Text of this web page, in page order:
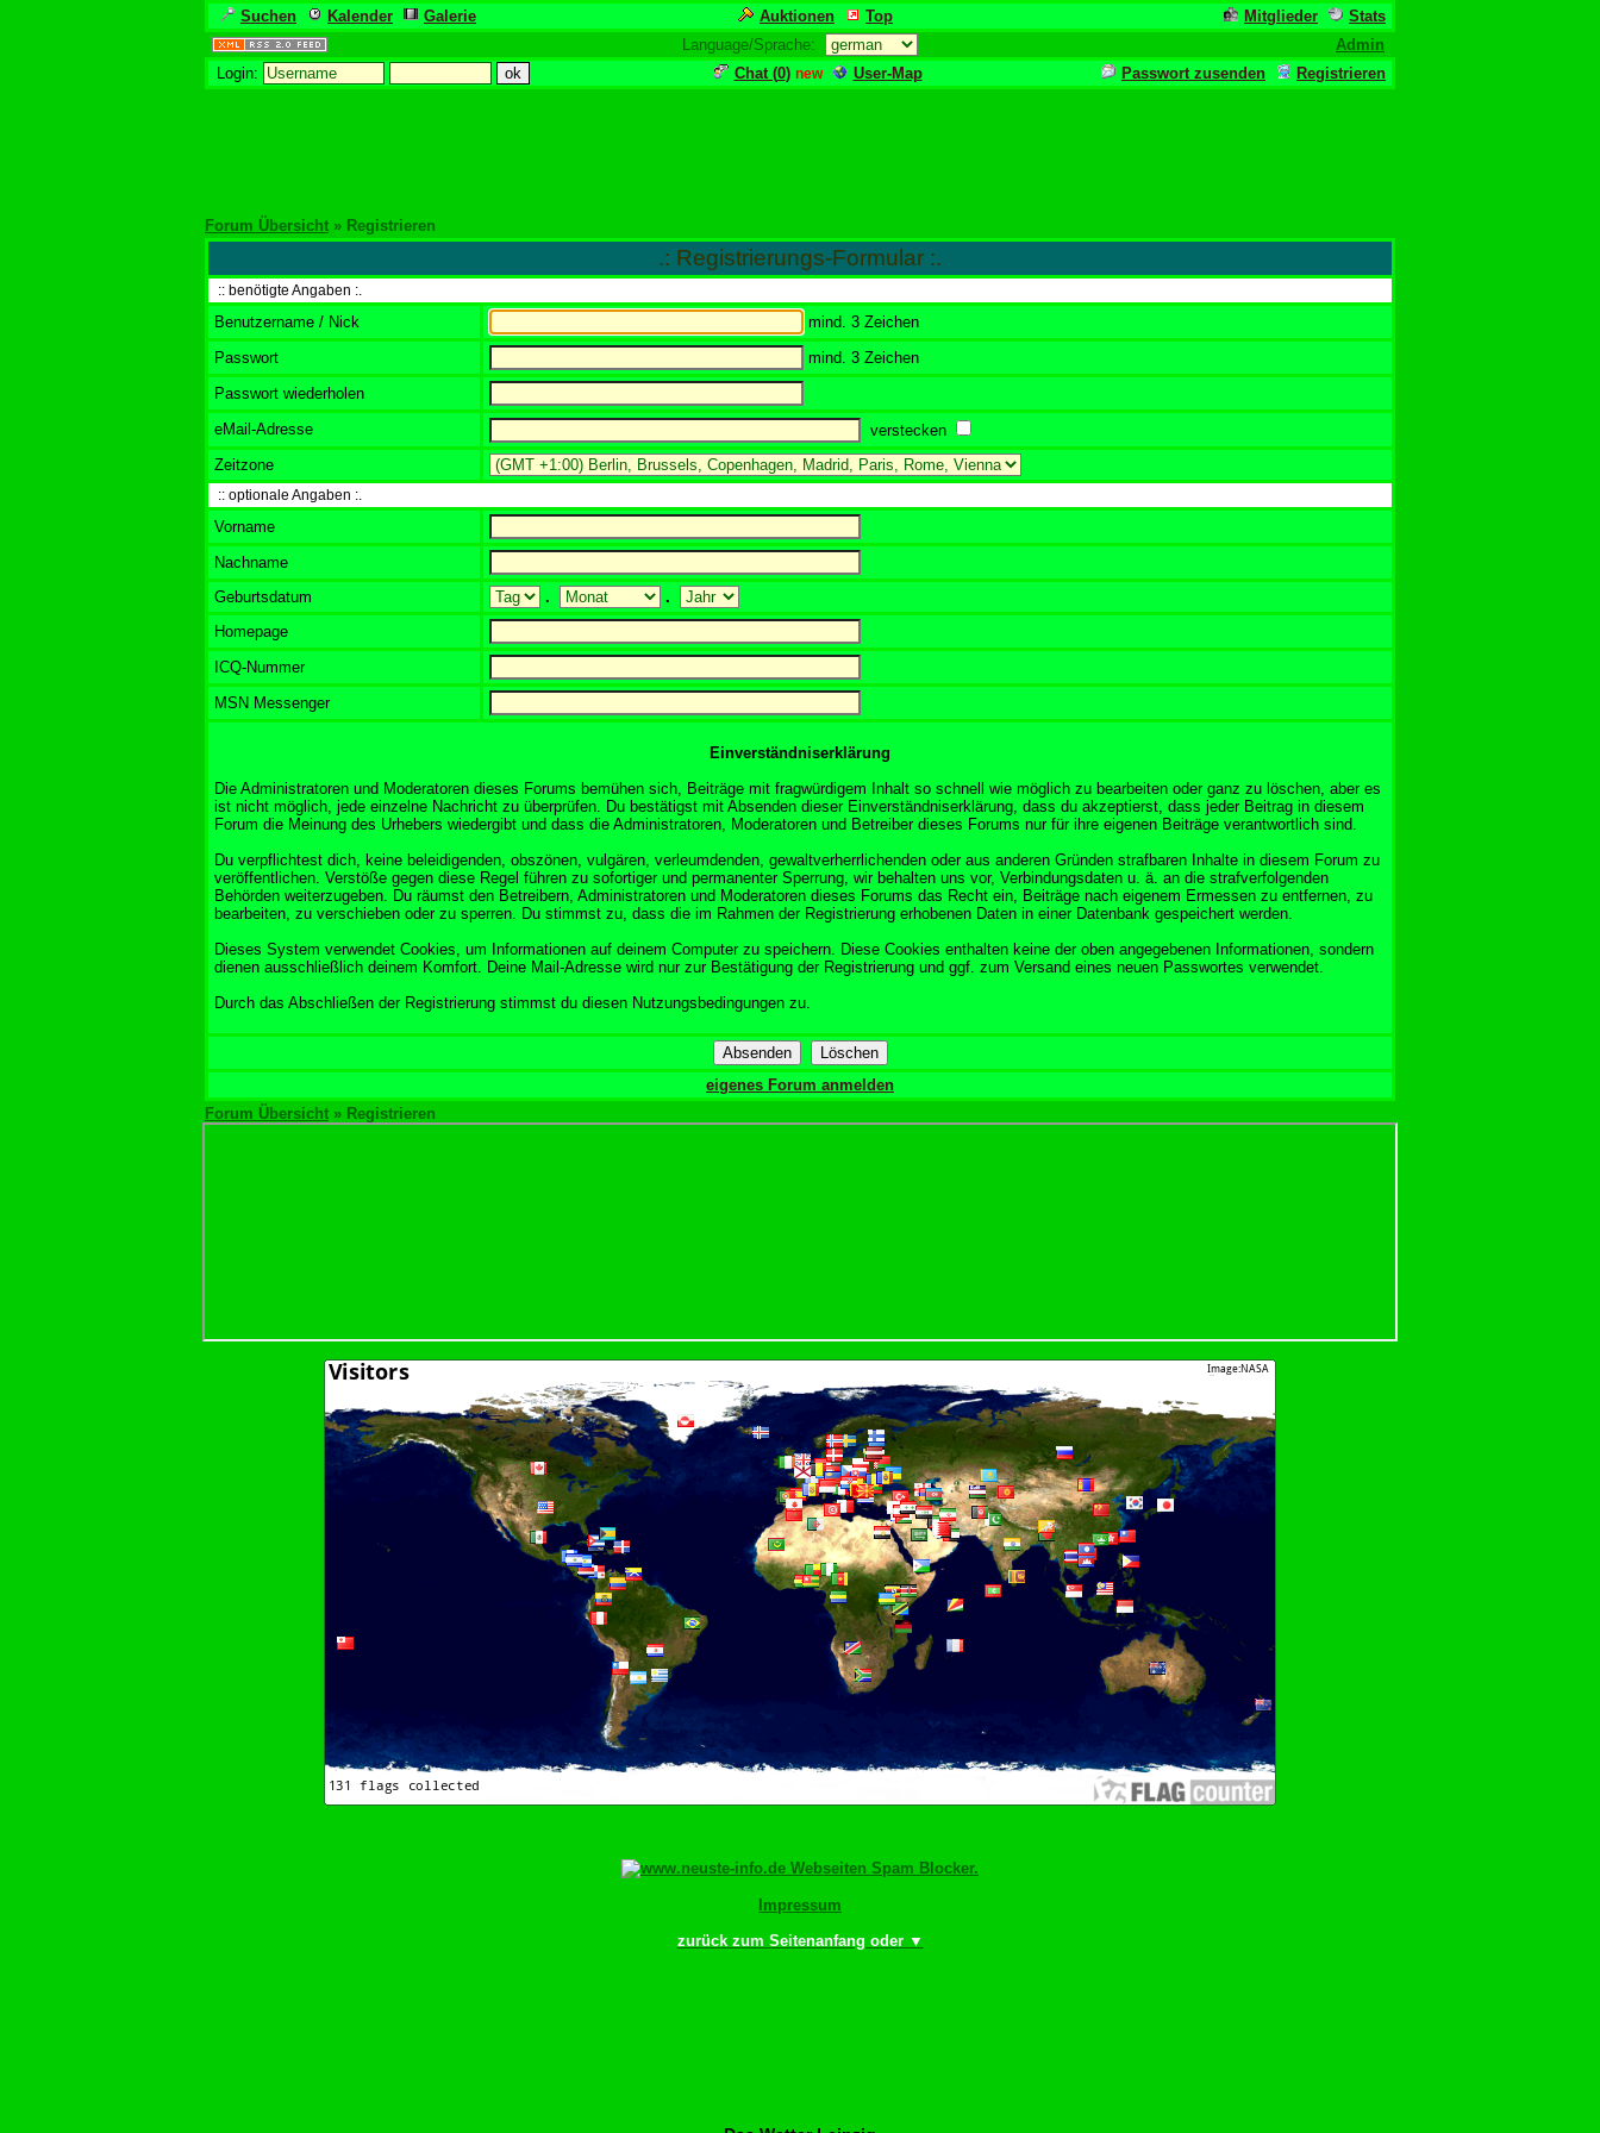
Suchen Kalender Galerie Auktionen Top Mitglieder
Stats
Language/Sprache:
Admin
Login:
Chat (0) new User-Map Passwort zusenden Registrieren
Forum Übersicht » Registrieren
.: Registrierungs-Formular :.
:: benötigte Angaben :.
Benutzername / Nick
mind. 3 Zeichen
Passwort
mind. 3 Zeichen
Passwort wiederholen
eMail-Adresse
verstecken
Zeitzone
:: optionale Angaben :.
Vorname
Nachname
Geburtsdatum
.
.
Homepage
ICQ-Nummer
MSN Messenger
Einverständniserklärung
Die Administratoren und Moderatoren dieses Forums bemühen sich, Beiträge mit fragwürdigem Inhalt so schnell wie möglich zu bearbeiten oder ganz zu löschen, aber es
ist nicht möglich, jede einzelne Nachricht zu überprüfen. Du bestätigst mit Absenden dieser Einverständniserklärung, dass du akzeptierst, dass jeder Beitrag in diesem
Forum die Meinung des Urhebers wiedergibt und dass die Administratoren, Moderatoren und Betreiber dieses Forums nur für ihre eigenen Beiträge verantwortlich sind.
Du verpflichtest dich, keine beleidigenden, obszönen, vulgären, verleumdenden, gewaltverherrlichenden oder aus anderen Gründen strafbaren Inhalte in diesem Forum zu
veröffentlichen. Verstöße gegen diese Regel führen zu sofortiger und permanenter Sperrung, wir behalten uns vor, Verbindungsdaten u. ä. an die strafverfolgenden
Behörden weiterzugeben. Du räumst den Betreibern, Administratoren und Moderatoren dieses Forums das Recht ein, Beiträge nach eigenem Ermessen zu entfernen, zu
bearbeiten, zu verschieben oder zu sperren. Du stimmst zu, dass die im Rahmen der Registrierung erhobenen Daten in einer Datenbank gespeichert werden.
Dieses System verwendet Cookies, um Informationen auf deinem Computer zu speichern. Diese Cookies enthalten keine der oben angegebenen Informationen, sondern
dienen ausschließlich deinem Komfort. Deine Mail-Adresse wird nur zur Bestätigung der Registrierung und ggf. zum Versand eines neuen Passwortes verwendet.
Durch das Abschließen der Registrierung stimmst du diesen Nutzungsbedingungen zu.
eigenes Forum anmelden
Forum Übersicht » Registrieren
Impressum
zurück zum Seitenanfang oder ▼